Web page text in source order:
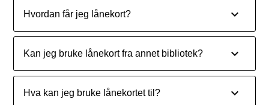
Hvordan får jeg lånekort?
Kan jeg bruke lånekort fra annet bibliotek?
Hva kan jeg bruke lånekortet til?